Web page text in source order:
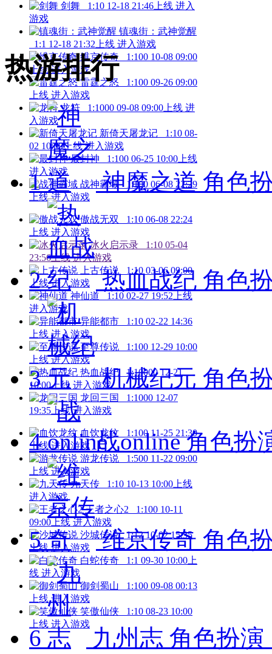
剑舞 1:10 12-18 21:46上线 进入
游戏
镇魂街：武神觉醒
1:1 12-18 21:32上线 进入游戏
维京传奇
1:100 10-08 09:00
上线 进入游戏
雷霆之怒
1:100 09-26 09:00
上线 进入游戏
龙符
1:1000 09-08 09:00上线 进
入游戏
新倚天屠龙记
1:10 08-
02 10:00上线 进入游戏
最封神
1:100 06-25 10:00上线
进入游戏
战神霸域 1:100 06-08 22:29
上线 进入游戏
傲战无双 1:10 06-08 22:24
上线 进入游戏
冰火启示录
1:10 05-04
23:56上线 进入游戏
上古传说
1:10 03-06 09:00
上线 进入游戏
神仙道 1:10 02-27 19:52上线
进入游戏
异能都市
1:10 02-22 14:36
上线 进入游戏
至尊传说
1:100 12-29 10:00
上线 进入游戏
热血战纪
1:10000 12-21
10:00上线 进入游戏
龙回三国
1:1000 12-07
19:35上线 进入游戏
血饮龙纹 1:100 11-25 21:30
上线 进入游戏
游龙传说
1:500 11-22 09:00
上线 进入游戏
九天传
1:10 10-13 10:00上线
进入游戏
王者之心2
1:100 10-11
09:00上线 进入游戏
沙城传说 1:12 10-02 15:35
上线 进入游戏
白蛇传奇
1:1 09-30 10:00上
线 进入游戏
御剑蜀山
1:100 09-08 00:13
上线 进入游戏
笑傲仙侠
1:10 08-23 10:00
上线 进入游戏
热游排行
1 神魔之道 角色
2 热血战纪 角色
3 机械纪元 角色
4 战online 角色扮
5 维京传奇 角色
6 九州志 角色扮演